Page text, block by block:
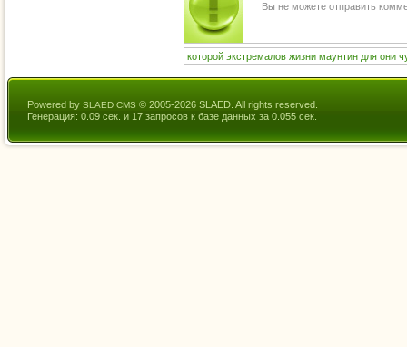
Вы не можете отправить
которой экстремалов жизни маунтин для они
Powered by SLAED CMS © 2005-2026 SLAED. All rights reserved.
Генерация: 0.09 сек. и 17 запросов к базе данных за 0.055 сек.